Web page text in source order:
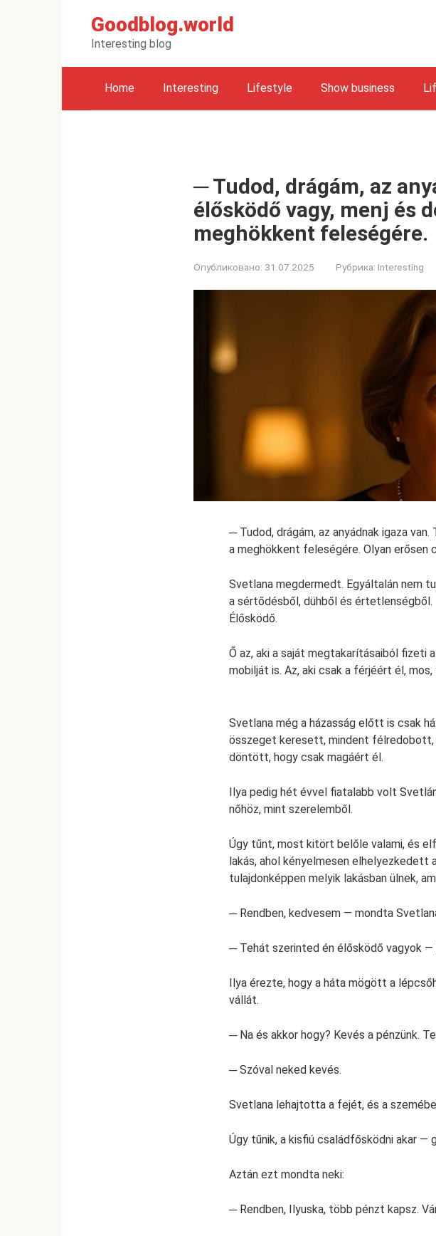
Goodblog.world
Interesting blog
Home Interesting Lifestyle Show business
─ Tudod, drágám, az
élősködő vagy, menj és
meghökkent feleségére.
Опубликовано: 31.07.2025 Рубрика: Interesting
─ Tudod, drágám, az anyádnak igaza
a meghökkent feleségére. Olyan
Svetlana megdermedt. Egyáltalán nem
a sértődésből, dühből és értetlenségből.
Élősködő.
Ő az, aki a saját megtakarításaiból fizeti
mobilját is. Az, aki csak a férjéért él,
Svetlana még a házasság előtt is csak
összeget keresett, mindent
döntött, hogy csak magáért él.
Ilya pedig hét évvel fiatalabb volt
nőhöz, mint szerelemből.
Úgy tűnt, most kitört belőle valami, és
lakás, ahol kényelmesen elhelyezkedett
tulajdonképpen melyik lakásban ülnek,
─ Rendben, kedvesem — mondta
─ Tehát szerinted én élősködő vagyok
Ilya érezte, hogy a háta mögött a
vállát.
─ Na és akkor hogy? Kevés a pénzünk.
─ Szóval neked kevés.
Svetlana lehajtotta a fejét, és a
Úgy tűnik, a kisfiú családfősködni akar —
Aztán ezt mondta neki:
─ Rendben, Ilyuska, több pénzt kapsz.